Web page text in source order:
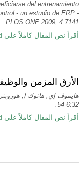
del entrenamiento
- un estudio de ERP -
PLOS ONE 2009; 4:7141.
أقرأ نص المقال كاملاً على PubMed
الأرق المزمن
6:32-54.
أقرأ نص المقال كاملاً على PubMed